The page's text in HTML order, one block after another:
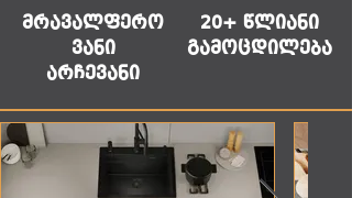
მრავალფერო
ვანი
არჩევანი
20+ წლიანი
გამოცდილება